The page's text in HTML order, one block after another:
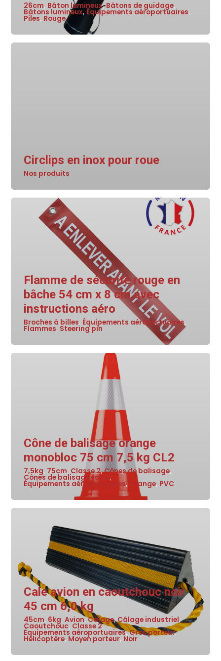
26cm, Bâton lumineux,Bâtons de guidage,
Bâtons lumineux, Équipements aéroportuaires,
Piles, Rouge
Circlips en inox pour roue
Nos produits
Flamme de sécurité rouge en
bâche 54 cm x 8 cm avec
instructions aéro
Broches à billes, Équipements aéroportuaires,
Flammes, Steering pin
Cône de balisage orange
monobloc 75 cm 7,5 kg CL2
7,5kg, 75cm, Classe 2,Cônes de balisage,
Cônes de balisage voirie,
Équipements aéroportuaires, Orange, PVC
Cale avion en caoutchouc noir
45 cm 6,0 kg
45cm, 6kg, Avion,Calage, Câlage industriel,
Caoutchouc, Classe 2,
Équipements aéroportuaires,Gros porteur,
Hélicoptère, Moyen porteur, Noir